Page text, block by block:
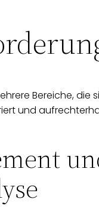
Bereiche, die
und